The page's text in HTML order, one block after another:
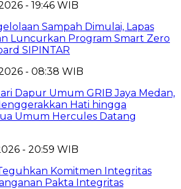
- 19:46 WIB
Sampah Dimulai, Lapas
Luncurkan Program Smart Zero
SIPINTAR
- 08:38 WIB
Dapur Umum GRIB Jaya Medan,
Hati hingga
Umum Hercules Datang
- 20:59 WIB
Komitmen Integritas
Pakta Integritas